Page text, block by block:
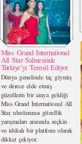
Miss Grand International
All Star Sahnesinde
Türkiye’yi Temsil Ediyor
Dünya genelinde taç giymiş
ve derece elde etmiş
güzellerin bir araya geldiği
Miss Grand International All
Star, uluslararası güzellik
yarışmaları arasında seçkin
ve iddialı bir platform olarak
dikkat çekiyor.